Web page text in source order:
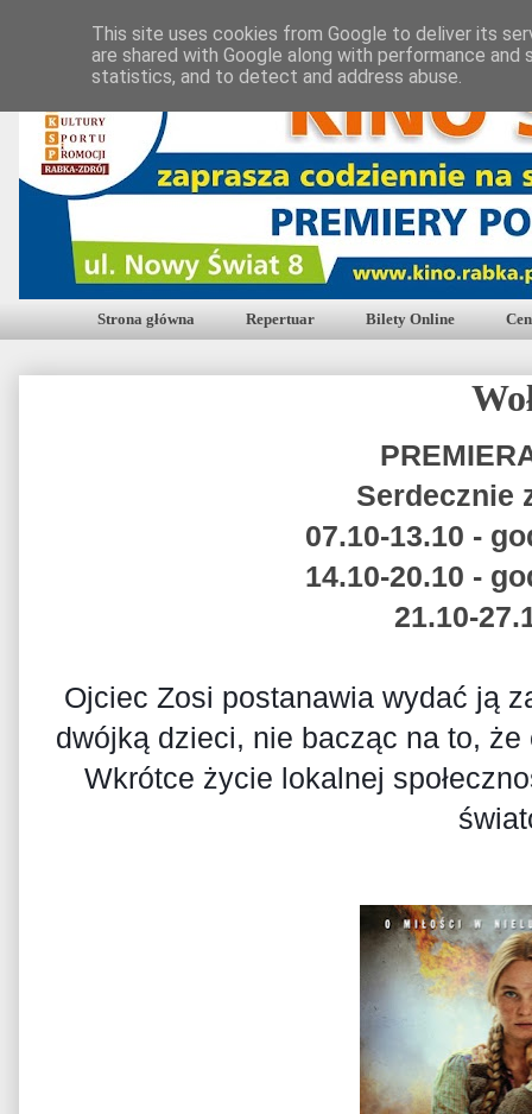
Strona główna Repertuar Bilety Online
Serdecznie
07.10-13.10 -
14.10-20.10 -
21.10-
Ojciec Zosi postanawia wydać ją
dwójką dzieci, nie bacząc na to,
Wkrótce życie lokalnej
This site uses cookies from Google to deliver its
are shared with Google along with performance
statistics, and to detect and address abuse.